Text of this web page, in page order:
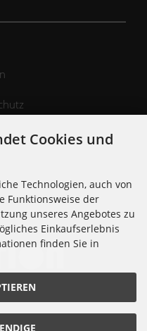
Cookies und
Technologien, auch von
Funktionsweise der
unseres Angebotes zu
Einkaufserlebnis
finden Sie in